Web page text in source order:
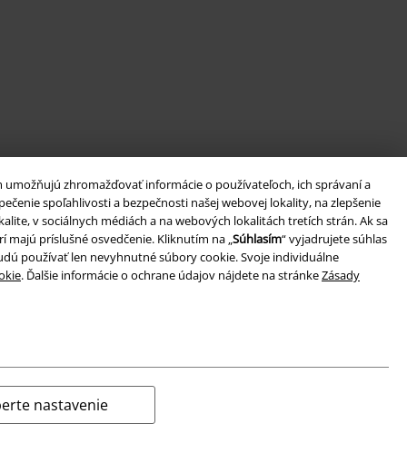
zhromažďovať informácie o používateľoch, ich správaní a
spoľahlivosti a bezpečnosti našej webovej lokality, na zlepšenie
v sociálnych médiách a na webových lokalitách tretích strán. Ak sa
príslušné osvedčenie. Kliknutím na „ Súhlasím“ vyjadrujete súhlas
používať len nevyhnutné súbory cookie. Svoje individuálne
. Ďalšie informácie o ochrane údajov nájdete na stránkeZásady
nastavenie